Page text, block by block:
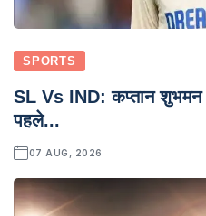
SPORTS
SL Vs IND: कप्तान शुभमन
पहले...
07 AUG, 2026